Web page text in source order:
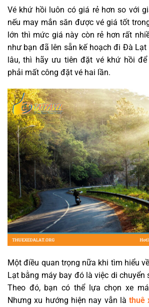
Vé khứ hồi luôn có giá rẻ hơn so với
nếu may mắn săn được vé giá tốt
lớn thì mức giá này còn rẻ hơn rất
như bạn đã lên sẵn kế hoạch đi Đà
lâu, thì hãy ưu tiên đặt vé khứ hồi
phải mất công đặt vé hai lần.
Một điều quan trọng nữa khi tìm hiểu
Lạt bằng máy bay đó là việc di chuyển
Theo đó, bạn có thể lựa chọn xe
Nhưng xu hướng hiện nay vẫn làthuê